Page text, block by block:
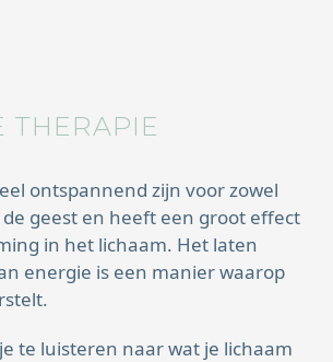
THERAPIE
ontspannend zijn voor zowel
geest en heeft een groot effect
in het lichaam. Het laten
energie is een manier waarop
te luisteren naar wat je lichaam